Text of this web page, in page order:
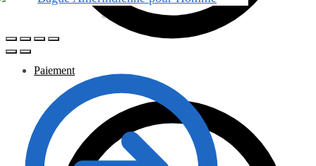
Paiement